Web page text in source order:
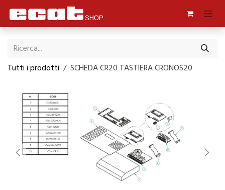
Passa al contenuto
Tutti i prodotti SCHEDA CR20 TASTIERA CRONOS20